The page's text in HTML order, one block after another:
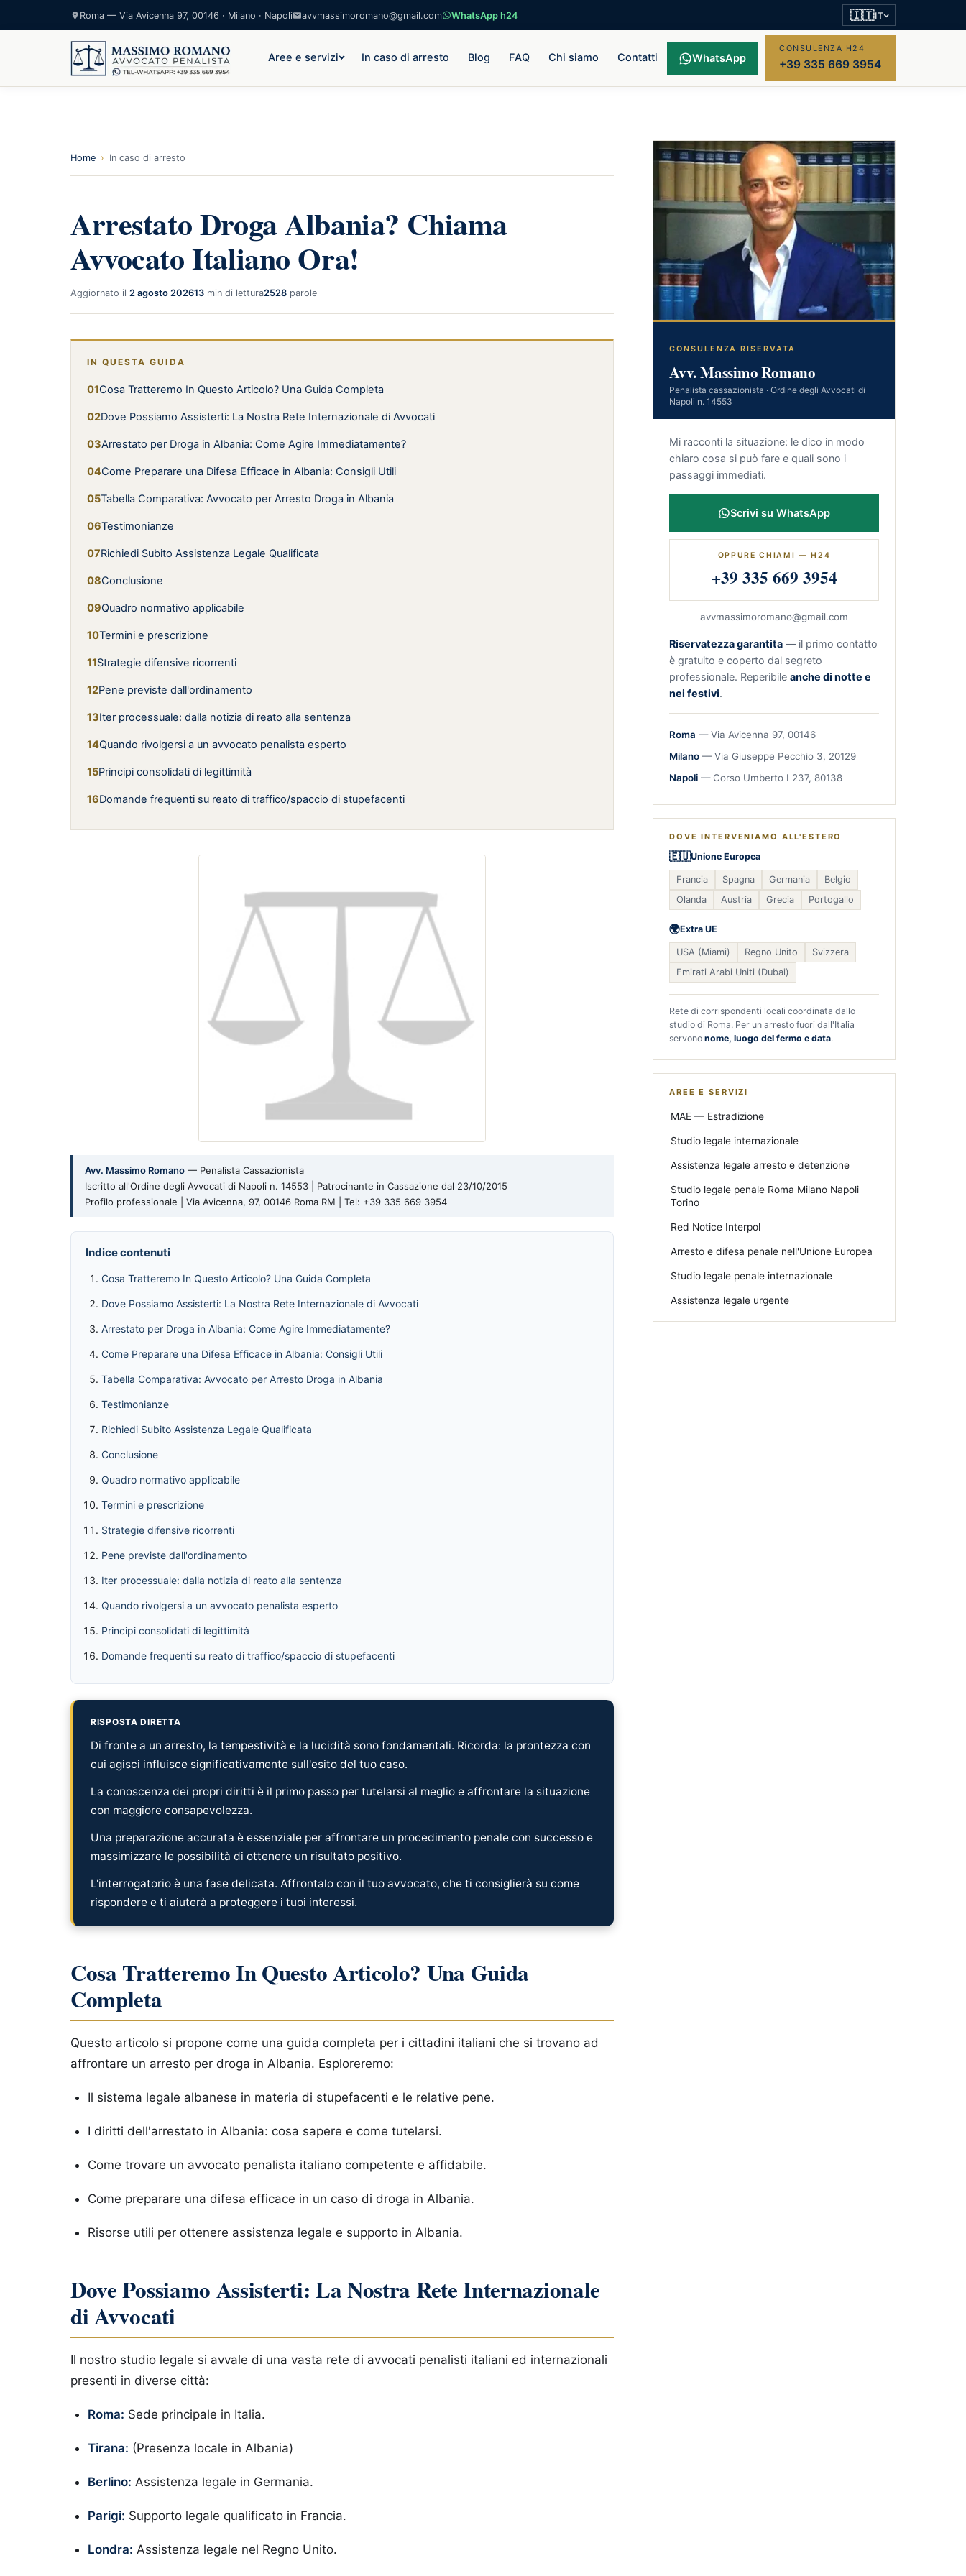
Roma — Via Avicenna 97, 00146 · Milano · Napoli avvmassimoromano@gmail.com WhatsApp h24 🇮🇹IT
Aree e servizi In caso di arresto Blog FAQ Chi siamo Contatti WhatsApp
CONSULENZA H24
+39 335 669 3954
Home › In caso di arresto
Arrestato Droga Albania? Chiama
Avvocato Italiano Ora!
Aggiornato il 2 agosto 202613 min di lettura2528 parole
IN QUESTA GUIDA
Cosa Tratteremo In Questo Articolo? Una Guida Completa
Dove Possiamo Assisterti: La Nostra Rete Internazionale di Avvocati
Arrestato per Droga in Albania: Come Agire Immediatamente?
Come Preparare una Difesa Efficace in Albania: Consigli Utili
Tabella Comparativa: Avvocato per Arresto Droga in Albania
Testimonianze
Richiedi Subito Assistenza Legale Qualificata
Conclusione
Quadro normativo applicabile
Termini e prescrizione
Strategie difensive ricorrenti
Pene previste dall'ordinamento
Iter processuale: dalla notizia di reato alla sentenza
Quando rivolgersi a un avvocato penalista esperto
Principi consolidati di legittimità
Domande frequenti su reato di traffico/spaccio di stupefacenti
Avv. Massimo Romano — Penalista Cassazionista
Iscritto all'Ordine degli Avvocati di Napoli n. 14553 | Patrocinante in Cassazione dal 23/10/2015
Profilo professionale | Via Avicenna, 97, 00146 Roma RM | Tel: +39 335 669 3954
Indice contenuti
Cosa Tratteremo In Questo Articolo? Una Guida Completa
Dove Possiamo Assisterti: La Nostra Rete Internazionale di Avvocati
Arrestato per Droga in Albania: Come Agire Immediatamente?
Come Preparare una Difesa Efficace in Albania: Consigli Utili
Tabella Comparativa: Avvocato per Arresto Droga in Albania
Testimonianze
Richiedi Subito Assistenza Legale Qualificata
Conclusione
Quadro normativo applicabile
Termini e prescrizione
Strategie difensive ricorrenti
Pene previste dall'ordinamento
Iter processuale: dalla notizia di reato alla sentenza
Quando rivolgersi a un avvocato penalista esperto
Principi consolidati di legittimità
Domande frequenti su reato di traffico/spaccio di stupefacenti
RISPOSTA DIRETTA
Di fronte a un arresto, la tempestività e la lucidità sono fondamentali. Ricorda: la prontezza con
cui agisci influisce significativamente sull'esito del tuo caso.
La conoscenza dei propri diritti è il primo passo per tutelarsi al meglio e affrontare la situazione
con maggiore consapevolezza.
Una preparazione accurata è essenziale per affrontare un procedimento penale con successo e
massimizzare le possibilità di ottenere un risultato positivo.
L'interrogatorio è una fase delicata. Affrontalo con il tuo avvocato, che ti consiglierà su come
rispondere e ti aiuterà a proteggere i tuoi interessi.
Cosa Tratteremo In Questo Articolo? Una Guida
Completa
Questo articolo si propone come una guida completa per i cittadini italiani che si trovano ad
affrontare un arresto per droga in Albania. Esploreremo:
Il sistema legale albanese in materia di stupefacenti e le relative pene.
I diritti dell'arrestato in Albania: cosa sapere e come tutelarsi.
Come trovare un avvocato penalista italiano competente e affidabile.
Come preparare una difesa efficace in un caso di droga in Albania.
Risorse utili per ottenere assistenza legale e supporto in Albania.
Dove Possiamo Assisterti: La Nostra Rete Internazionale
di Avvocati
Il nostro studio legale si avvale di una vasta rete di avvocati penalisti italiani ed internazionali
presenti in diverse città:
Roma: Sede principale in Italia.
Tirana: (Presenza locale in Albania)
Berlino: Assistenza legale in Germania.
Parigi: Supporto legale qualificato in Francia.
Londra: Assistenza legale nel Regno Unito.
CONSULENZA RISERVATA
Avv. Massimo Romano
Penalista cassazionista · Ordine degli Avvocati di
Napoli n. 14553
Mi racconti la situazione: le dico in modo
chiaro cosa si può fare e quali sono i
passaggi immediati.
Scrivi su WhatsApp
OPPURE CHIAMI — H24
+39 335 669 3954
avvmassimoromano@gmail.com
Riservatezza garantita — il primo contatto
è gratuito e coperto dal segreto
professionale. Reperibile anche di notte e
nei festivi.
Roma — Via Avicenna 97, 00146
Milano — Via Giuseppe Pecchio 3, 20129
Napoli — Corso Umberto I 237, 80138
DOVE INTERVENIAMO ALL'ESTERO
🇪🇺Unione Europea
Francia Spagna Germania
Belgio
Olanda
Austria Grecia Portogallo
🌍Extra UE
USA (Miami) Regno Unito
Svizzera
Emirati Arabi Uniti (Dubai)
Rete di corrispondenti locali coordinata dallo
studio di Roma. Per un arresto fuori dall'Italia
servono nome, luogo del fermo e data.
AREE E SERVIZI
MAE — Estradizione
Studio legale internazionale
Assistenza legale arresto e detenzione
Studio legale penale Roma Milano Napoli
Torino
Red Notice Interpol
Arresto e difesa penale nell'Unione Europea
Studio legale penale internazionale
Assistenza legale urgente